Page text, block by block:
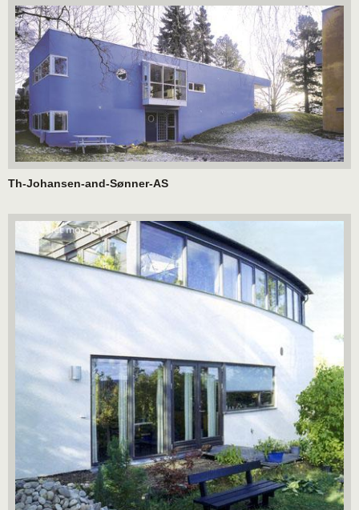
Th-Johansen-and-Sønner-AS